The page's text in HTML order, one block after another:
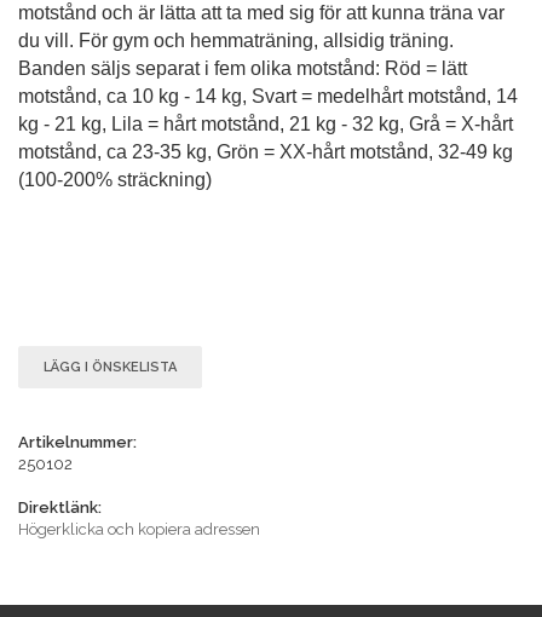
motstånd och är lätta att ta med sig för att kunna träna var
du vill. För gym och hemmaträning, allsidig träning.
Banden säljs separat i fem olika motstånd: Röd = lätt
motstånd, ca 10 kg - 14 kg, Svart = medelhårt motstånd, 14
kg - 21 kg, Lila = hårt motstånd, 21 kg - 32 kg, Grå = X-hårt
motstånd, ca 23-35 kg, Grön = XX-hårt motstånd, 32-49 kg
(100-200% sträckning)
LÄGG I ÖNSKELISTA
Artikelnummer:
250102
Direktlänk:
Högerklicka och kopiera adressen